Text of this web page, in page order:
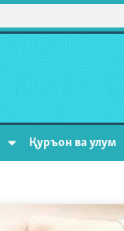
Қуръон ва улум